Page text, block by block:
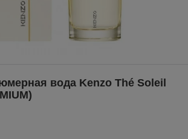
вода Kenzo Thé Soleil